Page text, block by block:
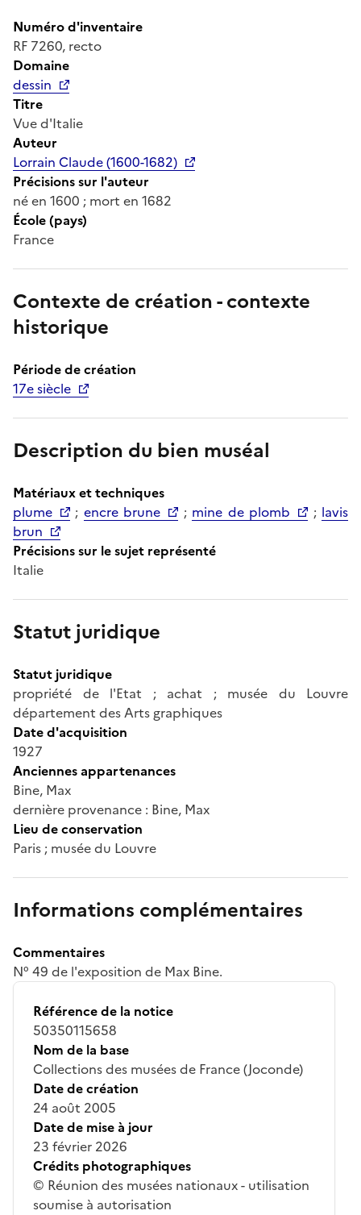
Numéro d'inventaire
RF 7260, recto
Domaine
dessin
Titre
Vue d'Italie
Auteur
Lorrain Claude (1600-1682)
Précisions sur l'auteur
né en 1600 ; mort en 1682
École (pays)
France
Contexte de création - contexte
historique
Période de création
17e siècle
Description du bien muséal
Matériaux et techniques
plume
; encre brune ; mine de plomb ; lavis
brun
Précisions sur le sujet représenté
Italie
Statut juridique
Statut juridique
propriété de l'Etat ; achat ; musée du Louvre
département des Arts graphiques
Date d'acquisition
1927
Anciennes appartenances
Bine, Max
dernière provenance : Bine, Max
Lieu de conservation
Paris ; musée du Louvre
Informations complémentaires
Commentaires
N° 49 de l'exposition de Max Bine.
Référence de la notice
50350115658
Nom de la base
Collections des musées de France (Joconde)
Date de création
24 août 2005
Date de mise à jour
23 février 2026
Crédits photographiques
© Réunion des musées nationaux - utilisation
soumise à autorisation